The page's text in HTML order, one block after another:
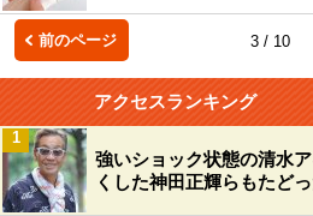
前のページ 3 / 10
アクセスランキング
強いショック状態の清水
くした神田正輝らもたど
1